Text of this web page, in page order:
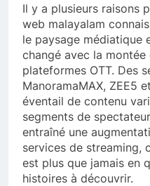
Il y a plusieurs raisons
web malayalam
le paysage médiatique
changé avec la
plateformes OTT. Des
ManoramaMAX, ZEE5
éventail de contenu
segments de
entraîné une
services de streaming,
est plus que jamais en
histoires à découvrir.